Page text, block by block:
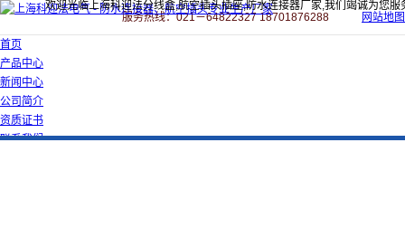
欢迎光临上海科迎法分线盒,航空插头插座,防水连接器厂家,我们竭诚为您服
服务热线：021－64822327 18701876288
网站地图
首页
产品中心
新闻中心
公司简介
资质证书
联系我们